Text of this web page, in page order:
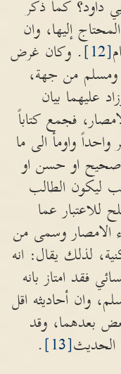
كما ذكر
إليها، وان
[12]
. وكان غرض
ومسلم من جهة،
عليهما بيان
فجمع كتاباً
واومأ الى ما
صحيح او حسن او
ليكون الطالب
للاعتبار عما
الامصار وسمى من
لذلك يقال: انه
فقد امتاز بانه
وان أحاديثه اقل
بعدهما، وقد
الحديث[13]
.